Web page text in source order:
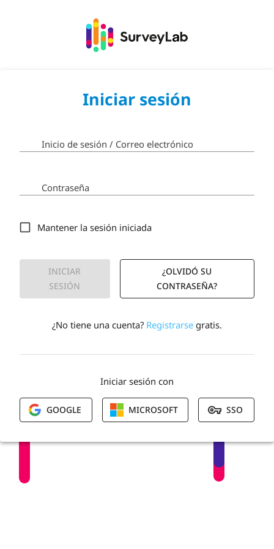
Iniciar sesión
Inicio de sesión / Correo electrónico
Contraseña
Mantener la sesión iniciada
INICIAR
SESIÓN
¿OLVIDÓ SU
CONTRASEÑA?
¿No tiene una cuenta? Registrarse gratis.
Iniciar sesión con
GOOGLE MICROSOFT SSO